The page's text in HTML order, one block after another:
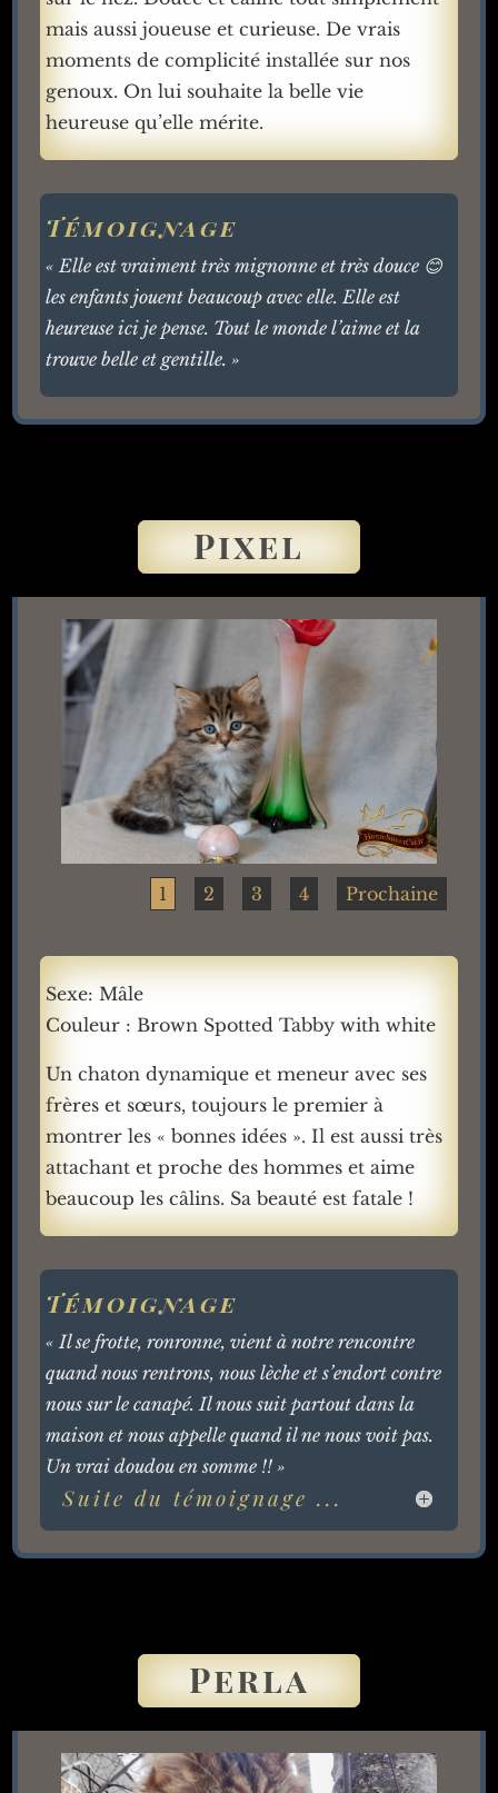
mais aussi joueuse et curieuse. De vrais
moments de complicité installée sur nos
genoux. On lui souhaite la belle vie
heureuse qu’elle mérite.
Témoignage
« Elle est vraiment très mignonne et très douce 😊
les enfants jouent beaucoup avec elle. Elle est
heureuse ici je pense. Tout le monde l’aime et la
trouve belle et gentille. »
Pixel
1 2 3 4 Prochaine
Sexe: Mâle
Couleur : Brown Spotted Tabby with white
Un chaton dynamique et meneur avec ses
frères et sœurs, toujours le premier à
montrer les « bonnes idées ». Il est aussi très
attachant et proche des hommes et aime
beaucoup les câlins. Sa beauté est fatale !
Témoignage
« Il se frotte, ronronne, vient à notre rencontre
quand nous rentrons, nous lèche et s’endort contre
nous sur le canapé. Il nous suit partout dans la
maison et nous appelle quand il ne nous voit pas.
Un vrai doudou en somme !! »
Suite du témoignage ...
Perla